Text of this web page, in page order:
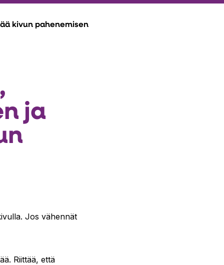
kivun pahenemisen
ja
Jos vähennät
Riittää, että